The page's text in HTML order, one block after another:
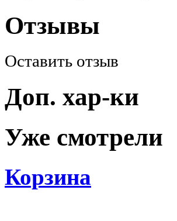
Отзывы
Оставить отзыв
Доп. хар-ки
Уже смотрели
Корзина